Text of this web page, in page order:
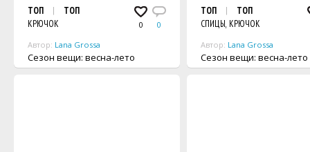
0 0
ТОП
ТОП
КРЮЧОК
Автор: Lana Grossa
Сезон вещи: весна-лето
ТОП
ТОП
СПИЦЫ, КРЮЧОК
Автор: Lana Grossa
Сезон вещи: весна-лето